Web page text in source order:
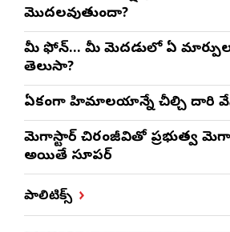
మొదలవుతుందా?
మీ ఫోన్… మీ మెదడులో ఏ
తెలుసా?
ఏకంగా హిమాలయాన్నే చీల్చి దారి
మెగాస్టార్ చిరంజీవితో ప్రభుత్వ
అయితే సూపర్
పాలిటిక్స్